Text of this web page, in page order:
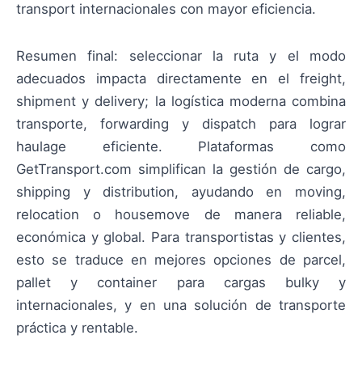
transport internacionales con mayor eficiencia.
Resumen final: seleccionar la ruta y el modo
adecuados impacta directamente en el freight,
shipment y delivery; la logística moderna combina
transporte, forwarding y dispatch para lograr
haulage eficiente. Plataformas como
GetTransport.com simplifican la gestión de cargo,
shipping y distribution, ayudando en moving,
relocation o housemove de manera reliable,
económica y global. Para transportistas y clientes,
esto se traduce en mejores opciones de parcel,
pallet y container para cargas bulky y
internacionales, y en una solución de transporte
práctica y rentable.